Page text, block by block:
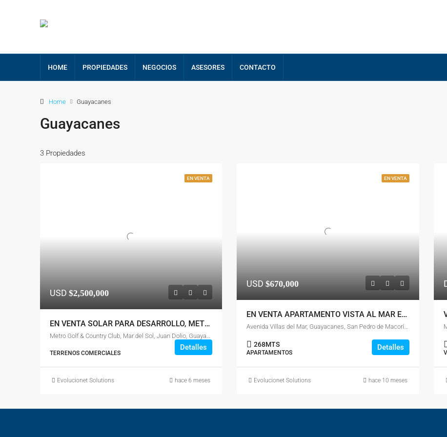
HOME PROPIEDADES NEGOCIOS ASESORES CONTACTO
Home Guayacanes
Guayacanes
3 Propiedades
EN VENTA
USD $2,500,000
EN VENTA SOLAR PARA DESARROLLO, METRO COUNTRY CLUB
TERRENOS COMERCIALES
Detalles
Evolucionet Solutions hace 6 meses
EN VENTA
USD$670,000
EN VENTA APARTAMENTO VISTA AL MAR EN MARBELLA, JUAN DOLIO
268MTS
APARTAMENTOS
Detalles
Evolucionet Solutions hace 10 meses